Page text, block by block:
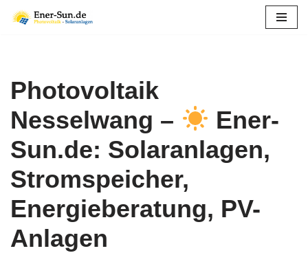
Photovoltaik
Nesselwang –
Ener-
Sun.de: Solaranlagen,
Stromspeicher,
Energieberatung, PV-
Anlagen